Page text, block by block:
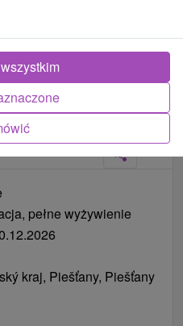
pełne wyżywienie
kraj, Piešťany, Piešťany